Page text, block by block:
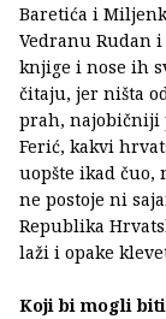
Baretića i
Vedranu Rudan
knjige i nose ih
čitaju, jer ništa
prah, najobičniji
Ferić, kakvi
uopšte ikad čuo,
ne postoje ni
Republika
laži i opake
Koji bi mogli